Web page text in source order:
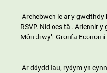
Archebwch le ar y gweithdy hwn gan ddefnyddio'r botwm
RSVP. Nid oes tâl. Ariennir
Môn drwy’r Gronfa Economi
Ar ddydd Iau, rydym yn cynnig amrywiaeth o sesiynau y